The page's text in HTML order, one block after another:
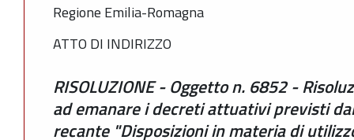
Regione Emilia-Romagna
ATTO DI INDIRIZZO
RISOLUZIONE - Oggetto n. 6852 -
ad emanare i decreti attuativi previsti
recante "Disposizioni in materia di